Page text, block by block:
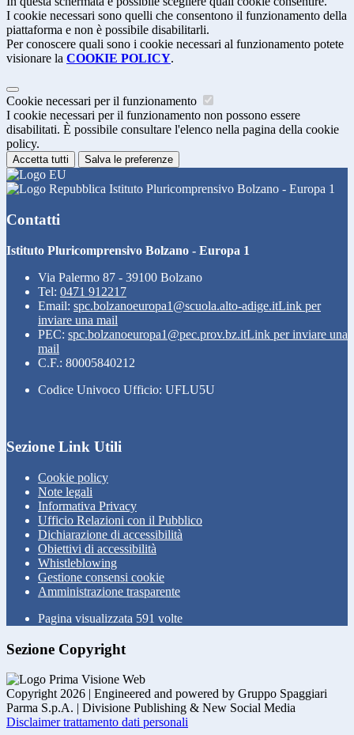
I cookie necessari sono quelli che consentono il funzionamento della
piattaforma e non è possibile disabilitarli.
Per conoscere quali sono i cookie necessari al funzionamento potete
visionare la COOKIE POLICY.
Cookie necessari per il funzionamento
I cookie necessari per il funzionamento non possono essere
disabilitati. È possibile consultare l'elenco nella pagina della cookie
policy.
Accetta tutti Salva le preferenze
Istituto Pluricomprensivo Bolzano - Europa 1
Contatti
Istituto Pluricomprensivo Bolzano - Europa 1
Via Palermo 87 - 39100 Bolzano
Tel: 0471 912217
Email: spc.bolzanoeuropa1@scuola.alto-adige.itLink per
inviare una mail
PEC: spc.bolzanoeuropa1@pec.prov.bz.itLink per inviare una
mail
C.F.: 80005840212
Codice Univoco Ufficio: UFLU5U
Sezione Link Utili
Cookie policy
Note legali
Informativa Privacy
Ufficio Relazioni con il Pubblico
Dichiarazione di accessibilità
Obiettivi di accessibilità
Whistleblowing
Gestione consensi cookie
Amministrazione trasparente
Pagina visualizzata 591 volte
Sezione Copyright
Copyright 2026 | Engineered and powered by Gruppo Spaggiari
Parma S.p.A. | Divisione Publishing & New Social Media
Disclaimer trattamento dati personali